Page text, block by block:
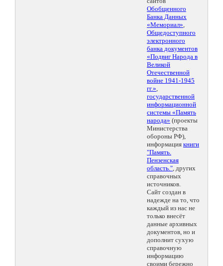
Обобщенного
Банка Данных
«Мемориал»,
Общедоступного
электронного
банка документов
«Подвиг Народа в
Великой
Отечественной
войне 1941-1945
гг.»,
государственной
информационной
системы «Память
народа» (проекты
Министерства
обороны РФ),
информация книги
"Память.
Пензенская
область.", других
справочных
источников.
Сайт создан в
надежде на то, что
каждый из нас не
только внесёт
данные архивных
документов, но и
дополнит сухую
справочную
информацию
своими бережно